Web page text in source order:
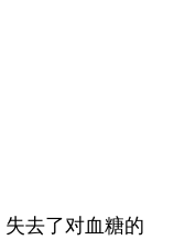
去了对血糖的